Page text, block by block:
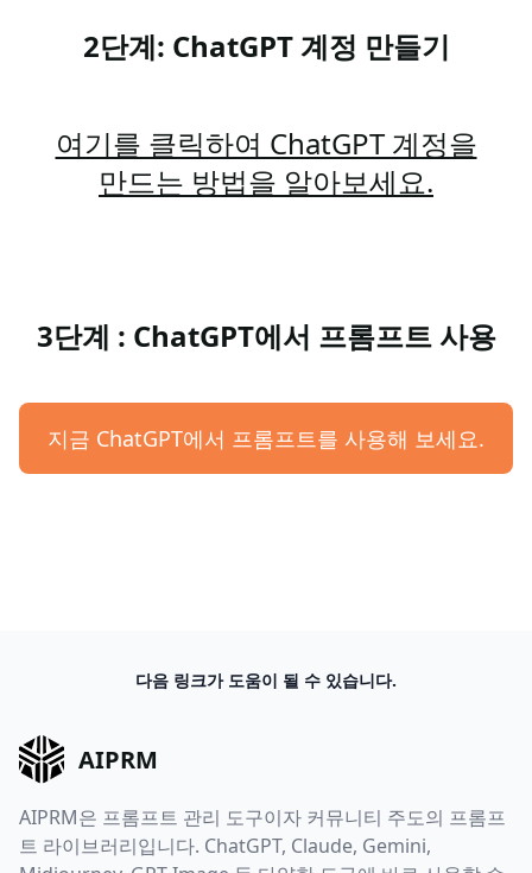
2단계: ChatGPT 계정 만들기
여기를 클릭하여 ChatGPT 계정을
만드는 방법을 알아보세요.
3단계 : ChatGPT에서 프롬프트 사용
지금 ChatGPT에서 프롬프트를 사용해 보세요.
다음 링크가 도움이 될 수 있습니다.
AIPRM
AIPRM은 프롬프트 관리 도구이자 커뮤니티 주도의 프롬프
트 라이브러리입니다. ChatGPT, Claude, Gemini,